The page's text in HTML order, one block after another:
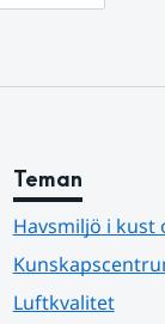
Teman
Havsmiljö i kust
Luftkvalitet